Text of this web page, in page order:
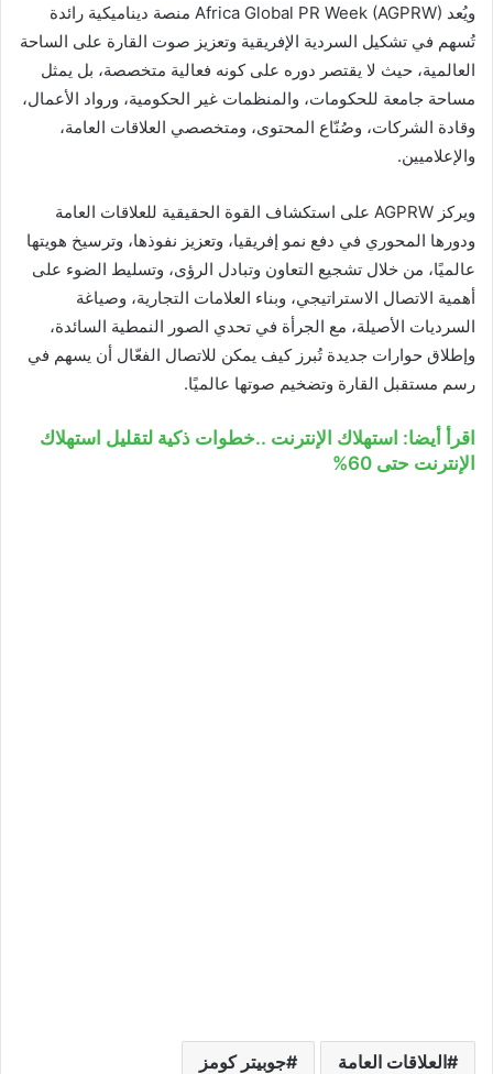
ويُعد Africa Global PR Week (AGPRW) منصة ديناميكية رائدة
تُسهم في تشكيل السردية الإفريقية وتعزيز صوت القارة على الساحة
العالمية، حيث لا يقتصر دوره على كونه فعالية متخصصة، بل يمثل
مساحة جامعة للحكومات، والمنظمات غير الحكومية، ورواد الأعمال،
وقادة الشركات، وصُنّاع المحتوى، ومتخصصي العلاقات العامة،
والإعلاميين.
ويركز AGPRW على استكشاف القوة الحقيقية للعلاقات العامة
ودورها المحوري في دفع نمو إفريقيا، وتعزيز نفوذها، وترسيخ هويتها
عالميًا، من خلال تشجيع التعاون وتبادل الرؤى، وتسليط الضوء على
أهمية الاتصال الاستراتيجي، وبناء العلامات التجارية، وصياغة
السرديات الأصيلة، مع الجرأة في تحدي الصور النمطية السائدة،
وإطلاق حوارات جديدة تُبرز كيف يمكن للاتصال الفعّال أن يسهم في
رسم مستقبل القارة وتضخيم صوتها عالميًا.
اقرأ أيضا: استهلاك الإنترنت ..خطوات ذكية لتقليل استهلاك
الإنترنت حتى 60%
العلاقات العامة جوبيتر كومز